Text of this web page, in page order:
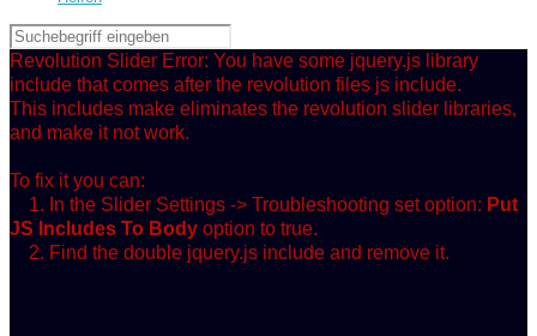
Revolution Slider Error: You have some jquery.js library
include that comes after the revolution files js include.
This includes make eliminates the revolution slider libraries,
and make it not work.
To fix it you can:
1. In the Slider Settings -> Troubleshooting set option: Put
JS Includes To Body option to true.
2. Find the double jquery.js include and remove it.